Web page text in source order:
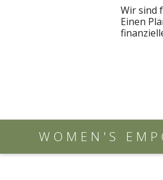
Wir sind
Einen
WOMEN'S